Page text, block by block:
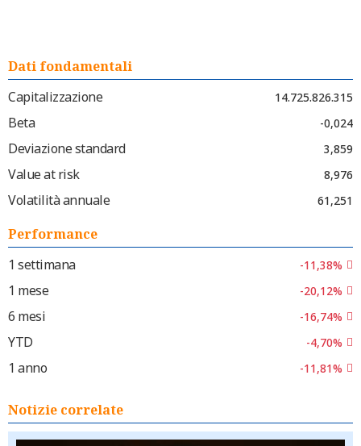
Dati fondamentali
Capitalizzazione
14.725.826.315
Beta -0,024
Deviazione standard 3,859
Value at risk 8,976
Volatilità annuale 61,251
Performance
1 settimana
-11,38%
1 mese -20,12%
6 mesi -16,74%
YTD -4,70%
1 anno -11,81%
Notizie correlate